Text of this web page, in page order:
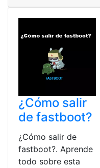
¿Cómo salir
de fastboot?
¿Cómo salir de
fastboot?. Aprende
todo sobre esta